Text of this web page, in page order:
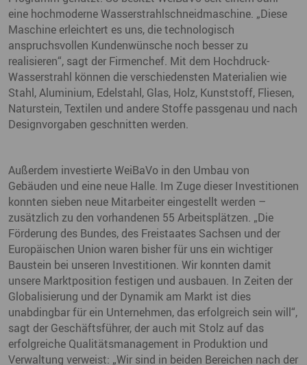
eine hochmoderne Wasserstrahlschneidmaschine. „Diese
Maschine erleichtert es uns, die technologisch
anspruchsvollen Kundenwünsche noch besser zu
realisieren“, sagt der Firmenchef. Mit dem Hochdruck-
Wasserstrahl können die verschiedensten Materialien wie
Stahl, Aluminium, Edelstahl, Glas, Holz, Kunststoff, Fliesen,
Naturstein, Textilen und andere Stoffe passgenau und nach
Designvorgaben geschnitten werden.
Außerdem investierte WeiBaVo in den Umbau von
Gebäuden und eine neue Halle. Im Zuge dieser Investitionen
konnten sieben neue Mitarbeiter eingestellt werden –
zusätzlich zu den vorhandenen 55 Arbeitsplätzen. „Die
Förderung des Bundes, des Freistaates Sachsen und der
Europäischen Union waren bisher für uns ein wichtiger
Baustein bei unseren Investitionen. Wir konnten damit
unsere Marktposition festigen und ausbauen. In Zeiten der
Globalisierung und der Dynamik am Markt ist dies
unabdingbar für ein Unternehmen, das erfolgreich sein will“,
sagt der Geschäftsführer, der auch mit Stolz auf das
erfolgreiche Qualitätsmanagement in Produktion und
Verwaltung verweist: „Wir sind in beiden Bereichen nach der